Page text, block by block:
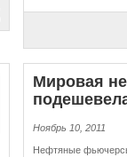
Мировая
Ноябрь 10, 2011
Нефтяные